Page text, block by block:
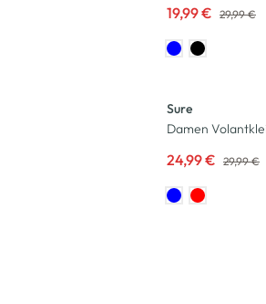
19,99 € 29,99 €
Sure
Damen
24,99 € 29,99 €